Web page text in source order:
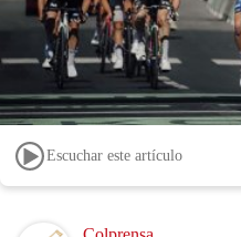
Escuchar este artículo